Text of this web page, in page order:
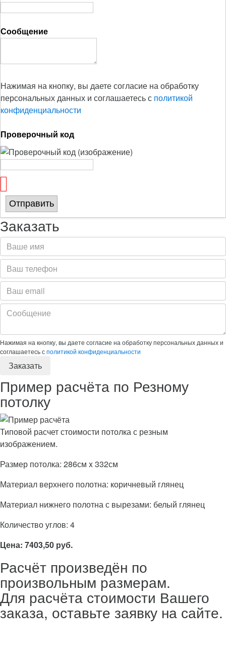
Сообщение
Нажимая на кнопку, вы даете согласие на обработку
персональных данных и соглашаетесь с политикой
конфиденциальности
Проверочный код
Отправить
Заказать
Нажимая на кнопку, вы даете согласие на обработку персональных данных и
соглашаетесь сполитикой конфиденциальности
Пример расчёта по Резному
потолку
Типовой расчет стоимости потолка с резным
изображением.
Размер потолка: 286см x 332см
Материал верхнего полотна: коричневый глянец
Материал нижнего полотна с вырезами: белый глянец
Количество углов: 4
Цена: 7403,50 руб.
Расчёт произведён по
произвольным размерам.
Для расчёта стоимости Вашего
заказа, оставьте заявку на сайте.